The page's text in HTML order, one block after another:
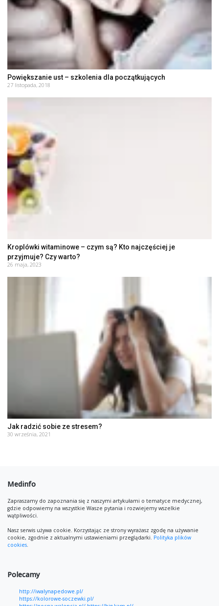
Powiększanie ust – szkolenia dla początkujących
27 listopada, 2018
Kroplówki witaminowe – czym są? Kto najczęściej je
przyjmuje? Czy warto?
26 maja, 2023
Jak radzić sobie ze stresem?
30 września, 2021
Medinfo
Zapraszamy do zapoznania się z naszymi artykułami o tematyce medycznej,
gdzie odpowiemy na wszystkie Wasze pytania i rozwiejemy wszelkie
wątpliwości.
Nasz serwis używa cookie. Korzystając ze strony wyrażasz zgodę na używanie
cookie, zgodnie z aktualnymi ustawieniami przeglądarki. Polityka plików
cookies.
Polecamy
http://iwalynapedowe.pl/
https://kolorowe-soczewki.pl/